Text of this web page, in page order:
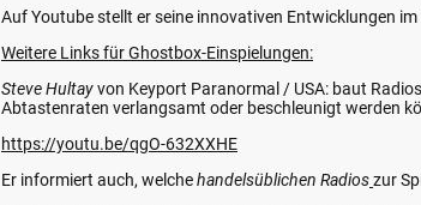
Auf Youtube stellt er seine innovativen Entwicklungen
Weitere Links für Ghostbox-Einspielungen:
Steve Hultayvon Keyport Paranormal / USA: baut
Abtastenraten verlangsamt oder beschleunigt werden
https://youtu.be/qgO-632XXHE
Er informiert auch, welchehandelsüblichen Radioszur